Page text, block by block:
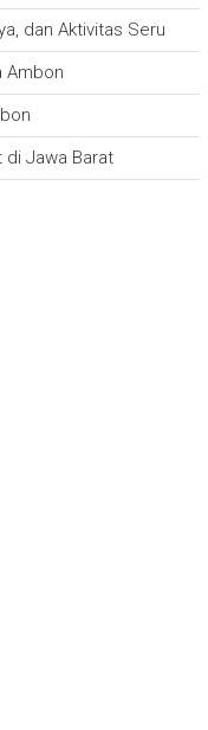
dan Aktivitas Seru
Ambon
di Jawa Barat